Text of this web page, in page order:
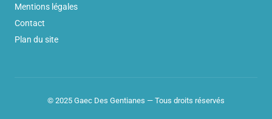
Mentions légales
Contact
Plan du site
© 2025 Gaec Des Gentianes — Tous droits réservés